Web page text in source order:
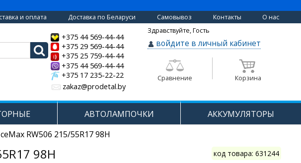
и оплата Доставка по Беларуси Самовывоз Контакты О нас
+375 44 569-44-44
+375 29 569-44-44
+375 25 759-44-44
+375 44 569-44-44
+375 17 235-22-22
zakaz@prodetal.by
Здравствуйте, Гость
войдите в личный кабинет
Сравнение Корзина
АВТОЛАМПОЧКИ АККУМУЛЯТОРЫ
RW506 215/55R17 98H
98H код товара: 631244